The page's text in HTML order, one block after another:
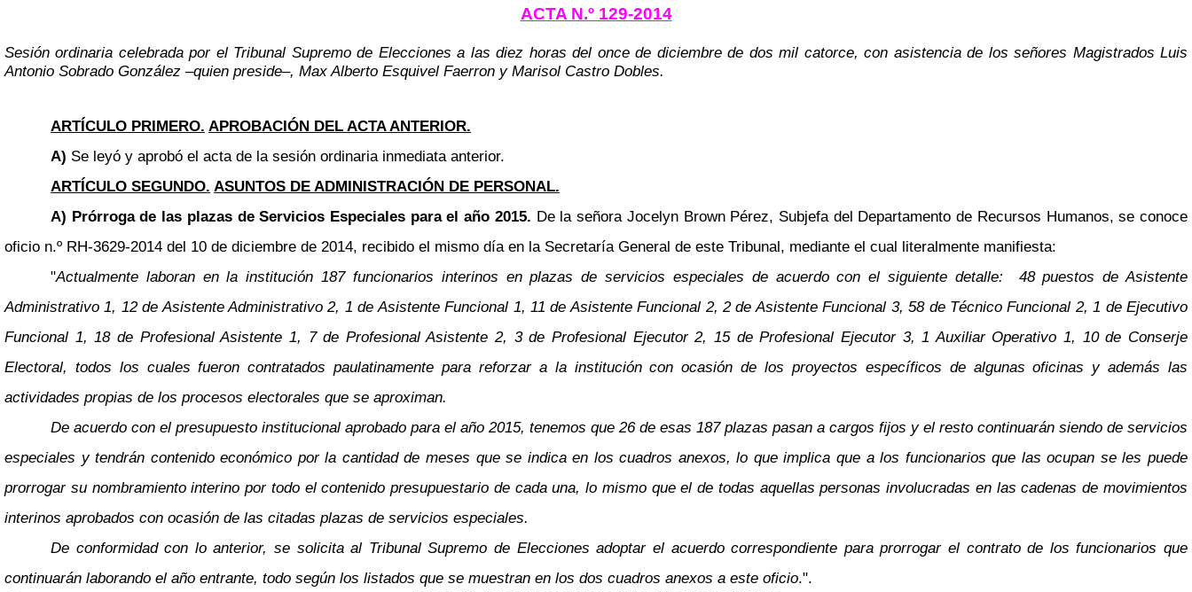
ACTA N.º 129-2014
Sesión ordinaria celebrada por el Tribunal Supremo de Elecciones a las diez horas del once de diciembre de dos mil catorce, con asistencia de los señores Magistrados Luis
Antonio Sobrado González –quien preside–, Max Alberto Esquivel Faerron y Marisol Castro Dobles.
ARTÍCULO PRIMERO. APROBACIÓN DEL ACTA ANTERIOR.
A) Se leyó y aprobó el acta de la sesión ordinaria inmediata anterior.
ARTÍCULO SEGUNDO. ASUNTOS DE ADMINISTRACIÓN DE PERSONAL.
A) Prórroga de las plazas de Servicios Especiales para el año 2015. De la señora Jocelyn Brown Pérez, Subjefa del Departamento de Recursos Humanos, se conoce
oficio n.º RH-3629-2014 del 10 de diciembre de 2014, recibido el mismo día en la Secretaría General de este Tribunal, mediante el cual literalmente manifiesta:
"Actualmente laboran en la institución 187 funcionarios interinos en plazas de servicios especiales de acuerdo con el siguiente detalle: 48 puestos de Asistente
Administrativo 1, 12 de Asistente Administrativo 2, 1 de Asistente Funcional 1, 11 de Asistente Funcional 2, 2 de Asistente Funcional 3, 58 de Técnico Funcional 2, 1 de Ejecutivo
Funcional 1, 18 de Profesional Asistente 1, 7 de Profesional Asistente 2, 3 de Profesional Ejecutor 2, 15 de Profesional Ejecutor 3, 1 Auxiliar Operativo 1, 10 de Conserje
Electoral, todos los cuales fueron contratados paulatinamente para reforzar a la institución con ocasión de los proyectos específicos de algunas oficinas y además las
actividades propias de los procesos electorales que se aproximan.
De acuerdo con el presupuesto institucional aprobado para el año 2015, tenemos que 26 de esas 187 plazas pasan a cargos fijos y el resto continuarán siendo de servicios
especiales y tendrán contenido económico por la cantidad de meses que se indica en los cuadros anexos, lo que implica que a los funcionarios que las ocupan se les puede
prorrogar su nombramiento interino por todo el contenido presupuestario de cada una, lo mismo que el de todas aquellas personas involucradas en las cadenas de movimientos
interinos aprobados con ocasión de las citadas plazas de servicios especiales.
De conformidad con lo anterior, se solicita al Tribunal Supremo de Elecciones adoptar el acuerdo correspondiente para prorrogar el contrato de los funcionarios que
continuarán laborando el año entrante, todo según los listados que se muestran en los dos cuadros anexos a este oficio.".